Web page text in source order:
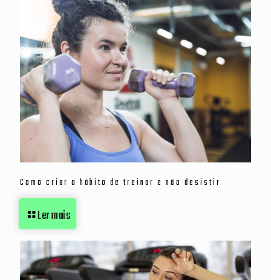
Como criar o hábito de treinar e não desistir
Ler mais